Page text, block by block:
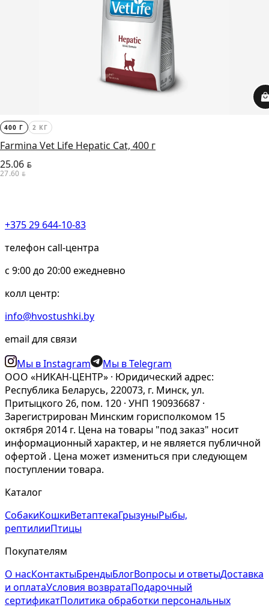
400 Г 2 КГ
Farmina Vet Life Hepatic Cat, 400 г
25.06 BYN
27.60 BYN
+375 29 644-10-83
телефон call-центра
c 9:00 до 20:00 ежедневно
колл центр:
info@hvostushki.by
email для связи
Мы в Instagram
Мы в Telegram
ООО «НИКАН-ЦЕНТР» · Юридический адрес:
Республика Беларусь, 220073, г. Минск, ул.
Притыцкого 26, пом. 120 · УНП 190936687 ·
Зарегистрирован Минским горисполкомом 15
октября 2014 г. Цена на товары "под заказ" носит
информационный характер, и не является публичной
офертой . Цена может измениться при следующем
поступлении товара.
Каталог
СобакиКошкиВетаптекаГрызуныРыбы,
рептилииПтицы
Покупателям
О насКонтактыБрендыБлогВопросы и ответыДоставка
и оплатаУсловия возвратаПодарочный
сертификатПолитика обработки персональных